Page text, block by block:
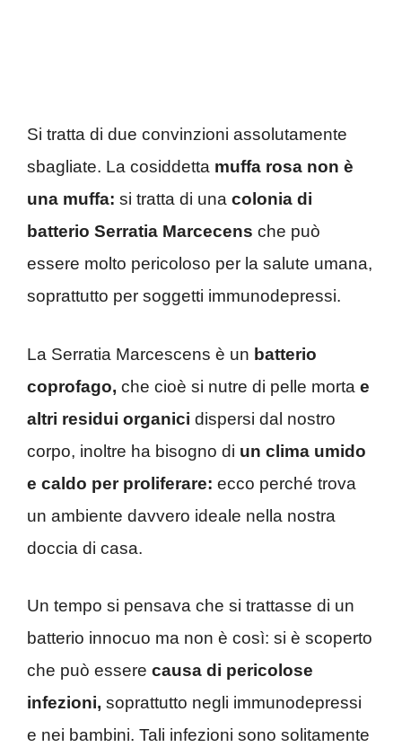
Si tratta di due convinzioni assolutamente
sbagliate. La cosiddetta muffa rosa non è
una muffa: si tratta di una colonia di
batterio Serratia Marcecens che può
essere molto pericoloso per la salute umana,
soprattutto per soggetti immunodepressi.
La Serratia Marcescens è un batterio
coprofago, che cioè si nutre di pelle morta e
altri residui organici dispersi dal nostro
corpo, inoltre ha bisogno di un clima umido
e caldo per proliferare: ecco perché trova
un ambiente davvero ideale nella nostra
doccia di casa.
Un tempo si pensava che si trattasse di un
batterio innocuo ma non è così: si è scoperto
che può essere causa di pericolose
infezioni, soprattutto negli immunodepressi
e nei bambini. Tali infezioni sono solitamente